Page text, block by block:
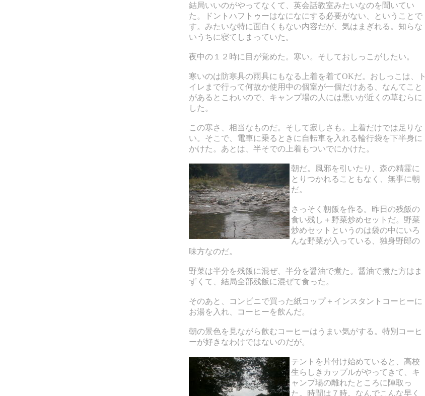
結局いいのがやってなくて、英会話教室みたいなのを聞いてい
た。ドントハフトゥーはなになにする必要がない、ということで
す。みたいな特に面白くもない内容だが、気はまぎれる。知らな
いうちに寝てしまっていた。
夜中の１２時に目が覚めた。寒い。そしておしっこがしたい。
寒いのは防寒具の雨具にもなる上着を着てOKだ。おしっこは、ト
イレまで行って何故か使用中の個室が一個だけある、なんてこと
があるとこわいので、キャンプ場の人には悪いが近くの草むらに
した。
この寒さ、相当なものだ。そして寂しさも。上着だけでは足りな
い。そこで、電車に乗るときに自転車を入れる輪行袋を下半身に
かけた。あとは、半そでの上着もついでにかけた。
朝だ。風邪を引いたり、森の精霊に
とりつかれることもなく、無事に朝
だ。
さっそく朝飯を作る。昨日の残飯の
食い残し＋野菜炒めセットだ。野菜
炒めセットというのは袋の中にいろ
んな野菜が入っている、独身野郎の
味方なのだ。
野菜は半分を残飯に混ぜ、半分を醤油で煮た。醤油で煮た方はま
ずくて、結局全部残飯に混ぜて食った。
そのあと、コンビニで買った紙コップ＋インスタントコーヒーに
お湯を入れ、コーヒーを飲んだ。
朝の景色を見ながら飲むコーヒーはうまい気がする。特別コーヒ
ーが好きなわけではないのだが。
テントを片付け始めていると、高校
生らしきカップルがやってきて、キ
ャンプ場の離れたところに陣取っ
た。時間は７時。なんでこんな早く